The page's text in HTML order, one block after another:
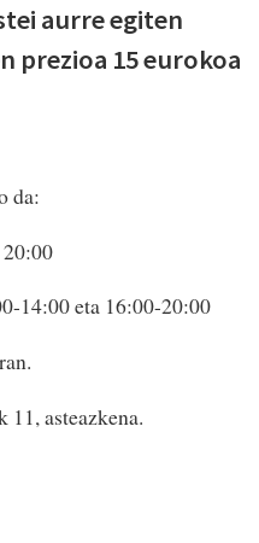
aurre egiten
prezioa 15 eurokoa
da:
14:00 eta 16:00-20:00
11, asteazkena.